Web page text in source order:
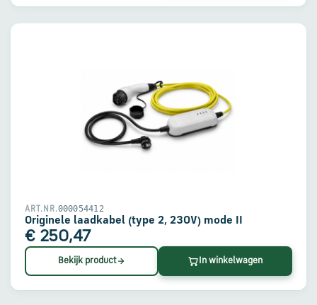
ART.NR.000054412
Originele laadkabel (type 2, 230V) mode II
€ 250,47
Bekijk product In winkelwagen